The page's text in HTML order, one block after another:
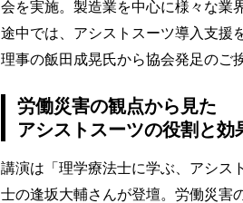
会を実施。製造業を中心に様々な業
途中では、アシストスーツ導入支援
理事の飯田成晃氏から協会発足のご
労働災害の観点から見た
アシストスーツの役割と効
講演は「理学療法士に学ぶ、アシス
士の逢坂大輔さんが登壇。労働災害